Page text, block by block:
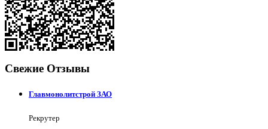
Свежие Отзывы
Главмонолитстрой ЗАО
Рекрутер